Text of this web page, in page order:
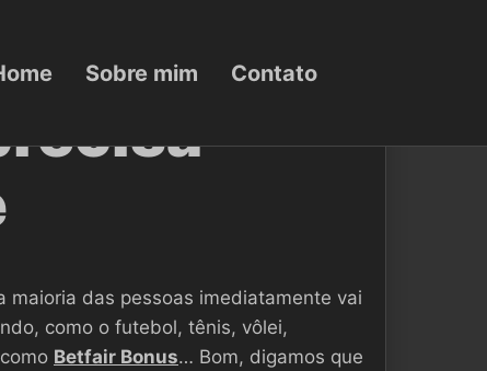
Sobre mim Contato
maioria das pessoas imediatamente vai
como o futebol, tênis, vôlei,
Betfair Bonus… Bom, digamos que